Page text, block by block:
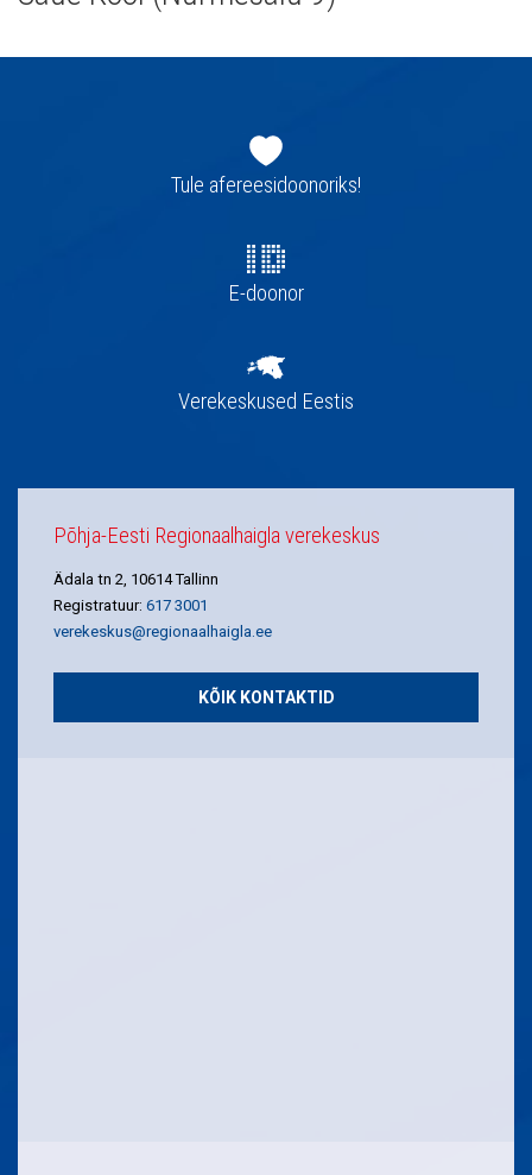
navigatsioonTule afereesidoonoriks!
E-doonor
Verekeskused Eestis
Põhja-Eesti Regionaalhaigla verekeskus
Ädala tn 2, 10614 Tallinn
Registratuur: 617 3001
verekeskus@regionaalhaigla.ee
KÕIK KONTAKTID